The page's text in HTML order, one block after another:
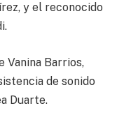
y el reconocido
Vanina Barrios,
de sonido
Duarte.